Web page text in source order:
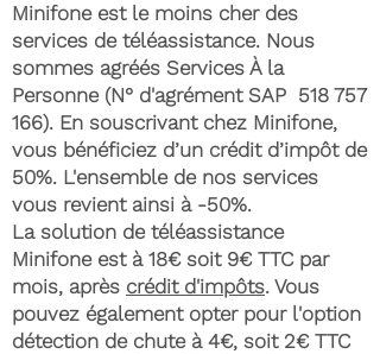
Minifone est le moins cher des
services de téléassistance. Nous
sommes agréés Services À la
Personne (N° d'agrément SAP 518 757
166). En souscrivant chez Minifone,
vous bénéficiez d’un crédit d’impôt de
50%. L'ensemble de nos services
vous revient ainsi à -50%.
La solution de téléassistance
Minifone est à 18€ soit 9€ TTC par
mois, après crédit d'impôts. Vous
pouvez également opter pour l'option
détection de chute à 4€, soit 2€ TTC